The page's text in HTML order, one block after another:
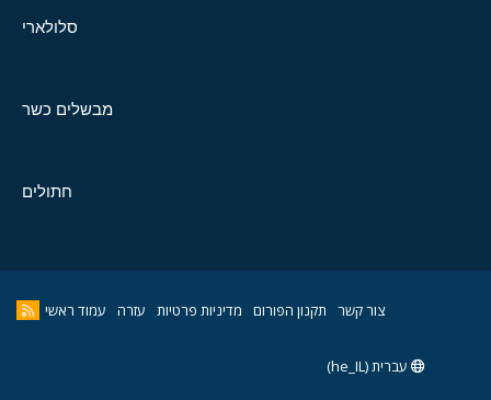
סלולארי
מבשלים כשר
חתולים
צור קשר תקנון הפורום מדיניות פרטיות עזרה עמוד ראשי
עברית (he_IL)